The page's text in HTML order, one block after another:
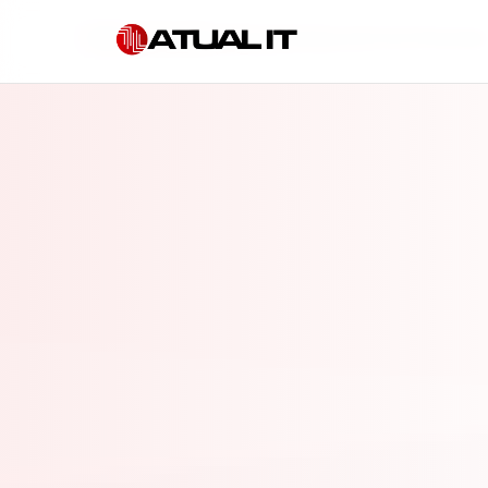
Início » Consultoria em governança de IA em Piracicaba